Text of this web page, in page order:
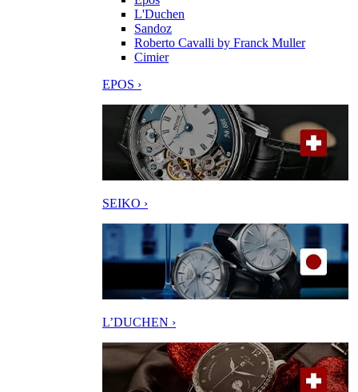
L'Duchen
Sandoz
Roberto Cavalli by Franck Muller
Cimier
EPOS ›
SEIKO ›
L’DUCHEN ›